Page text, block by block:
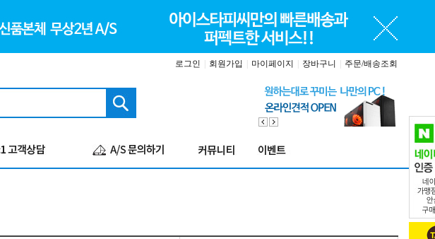
로그인 회원가입 마이페이지 장바구니 주문/배송조회